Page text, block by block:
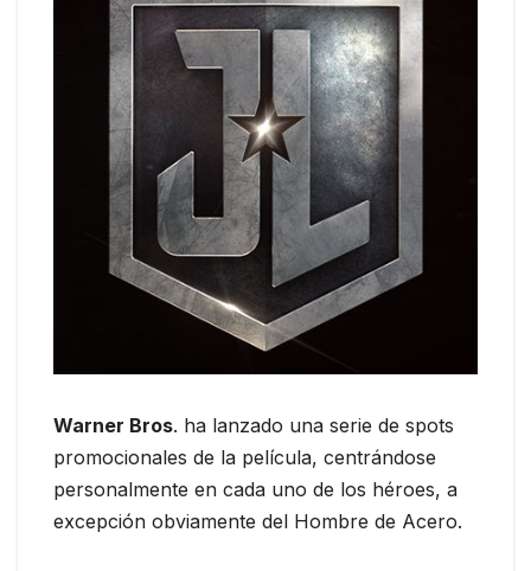
Warner Bros. ha lanzado una serie de spots
promocionales de la película, centrándose
personalmente en cada uno de los héroes, a
excepción obviamente del Hombre de Acero.